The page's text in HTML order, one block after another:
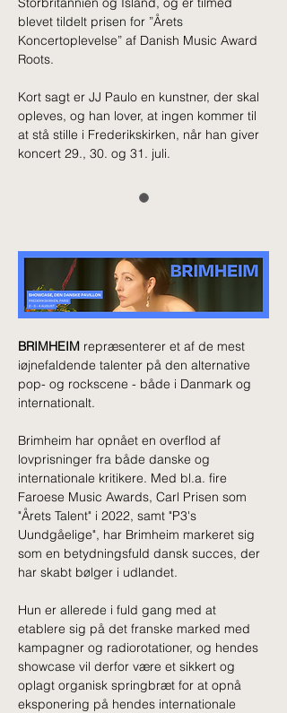
blevet tildelt prisen for ”Årets
Koncertoplevelse” af Danish Music Award
Roots.
Kort sagt er JJ Paulo en kunstner, der skal
opleves, og han lover, at ingen kommer til
at stå stille i Frederikskirken, når han giver
koncert 29., 30. og 31. juli.
BRIMHEIM repræsenterer et af de mest
iøjnefaldende talenter på den alternative
pop- og rockscene - både i Danmark og
internationalt.
Brimheim har opnået en overflod af
lovprisninger fra både danske og
internationale kritikere. Med bl.a. fire
Faroese Music Awards, Carl Prisen som
"Årets Talent" i 2022, samt "P3's
Uundgåelige", har Brimheim markeret sig
som en betydningsfuld dansk succes, der
har skabt bølger i udlandet.
Hun er allerede i fuld gang med at
etablere sig på det franske marked med
kampagner og radiorotationer, og hendes
showcase vil derfor være et sikkert og
oplagt organisk springbræt for at opnå
eksponering på hendes internationale